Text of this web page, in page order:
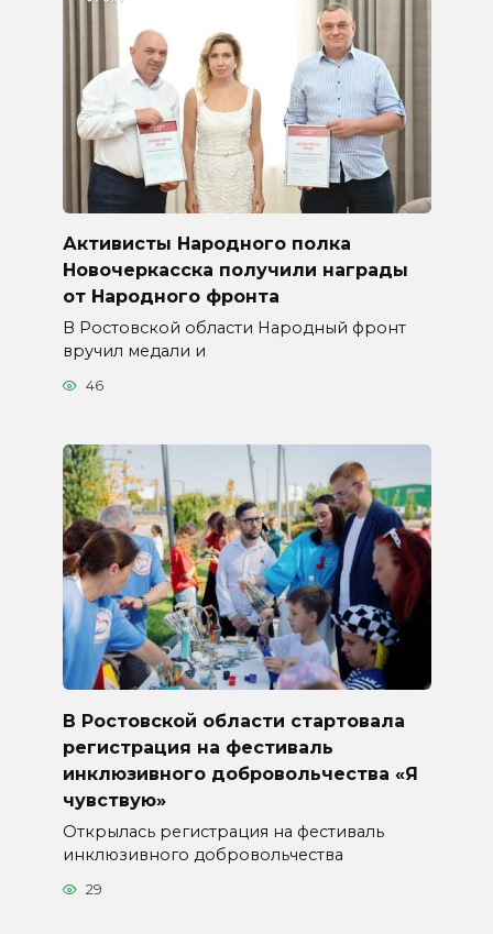
Активисты Народного полка
Новочеркасска получили награды
от Народного фронта
В Ростовской области Народный фронт
вручил медали и
46
В Ростовской области стартовала
регистрация на фестиваль
инклюзивного добровольчества «Я
чувствую»
Открылась регистрация на фестиваль
инклюзивного добровольчества
29